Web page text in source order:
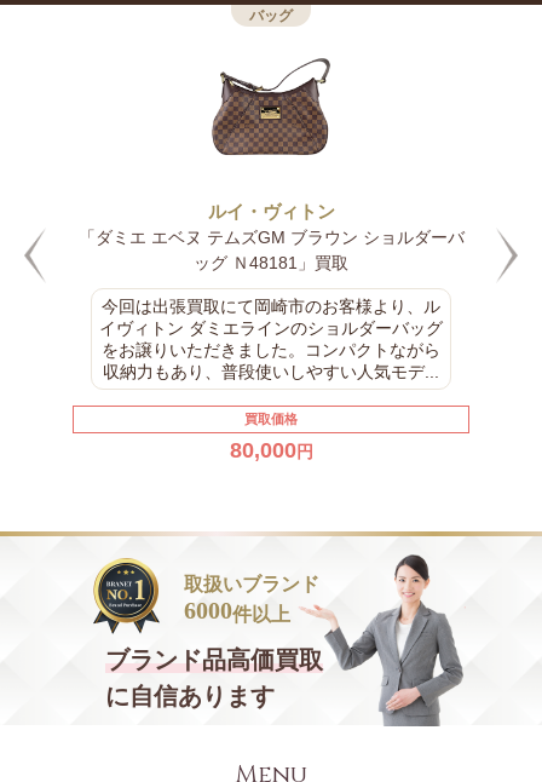
バッグ
ルイ・ヴィトン
「ダミエ エベヌ ウェストミンスターGM ブラウン
トートバッグ N41103」買取
今回のお買取は、ルイヴィトン ダミエライン
のバッグをお譲りいただきました。落ち着い
た市松模様が特徴のダミエシリーズは、年代
問わず人気が高く、現在でも中古市場で安...
買取価格
60,000円
取扱いブランド
6000件以上
ブランド品高価買取
に自信あります
Menu